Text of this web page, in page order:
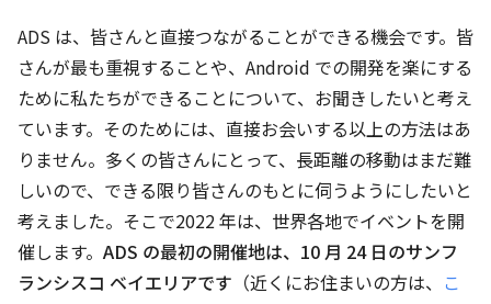
ADS は、皆さんと直接つながることができる機会です。皆
さんが最も重視することや、Android での開発を楽にする
ために私たちができることについて、お聞きしたいと考え
ています。そのためには、直接お会いする以上の方法はあ
りません。多くの皆さんにとって、長距離の移動はまだ難
しいので、できる限り皆さんのもとに伺うようにしたいと
考えました。そこで2022 年は、世界各地でイベントを開
催します。 ADS の最初の開催地は、10 月 24 日のサンフ
ランシスコ ベイエリアです （近くにお住まいの方は、 こ